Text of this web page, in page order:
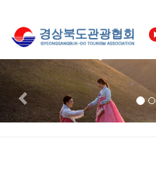
Previous